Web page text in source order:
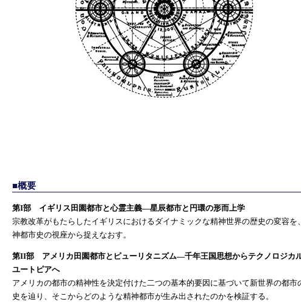
■概要
第I部 イギリス田園都市と心霊主義—星辰都市と円環の形而上学
宗教改革がもたらしたイギリスにおけるダイナミックな精神世界の歴史の変容を
神都市史の視座から捉えなおす。
第II部 アメリカ田園都市とピューリタニズム—千年王国思想からテクノロジカ
ユートピアへ
アメリカの都市の精神性を決定付けた二つの基本的要因に基づいて新世界の都市
史を辿り、そこからどのような精神都市が生み出されたのかを検証する。